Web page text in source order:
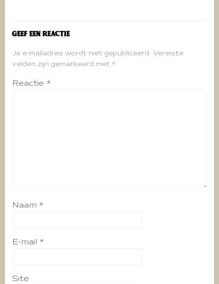
Geef een reactie
Je e-mailadres wordt niet gepubliceerd. Vereiste
velden zijn gemarkeerd met *
Reactie *
Naam *
E-mail *
Site